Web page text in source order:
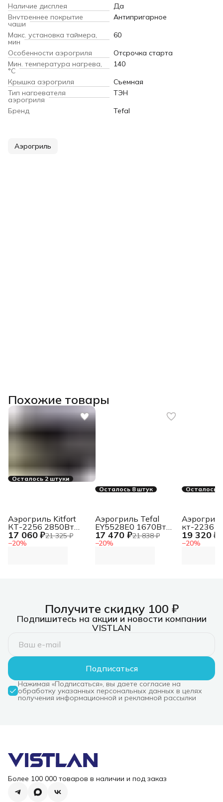
Наличие дисплея
Да
Внутреннее покрытие
чаши
Антипригарное
Макс. установка таймера,
мин
60
Особенности аэрогриля
Отсрочка старта
Мин. температура нагрева,
°С
140
Крышка аэрогриля
Съемная
Тип нагревателя
аэрогриля
ТЭН
Бренд
Tefal
Аэрогриль
Похожие товары
Осталось 2 штуки
17 060 ₽21 325 ₽
−20%
Аэрогриль Kitfort
КТ-2256 2850Вт
черный/
серебристый
Осталось 8 штук
17 470 ₽21 838 ₽
−20%
Аэрогриль Tefal
EY5528E0 1670Вт
черный/
серебристый
Осталось
19 320 ₽
−20%
кт-2236
черный
Получите скидку 100 ₽
Подпишитесь на акции и новости компании
VISTLAN
Подписаться
Нажимая «Подписаться», вы даете согласие на
обработку указанных персональных данных в целях
получения информационной и рекламной рассылки
Более 100 000 товаров в наличии и под заказ